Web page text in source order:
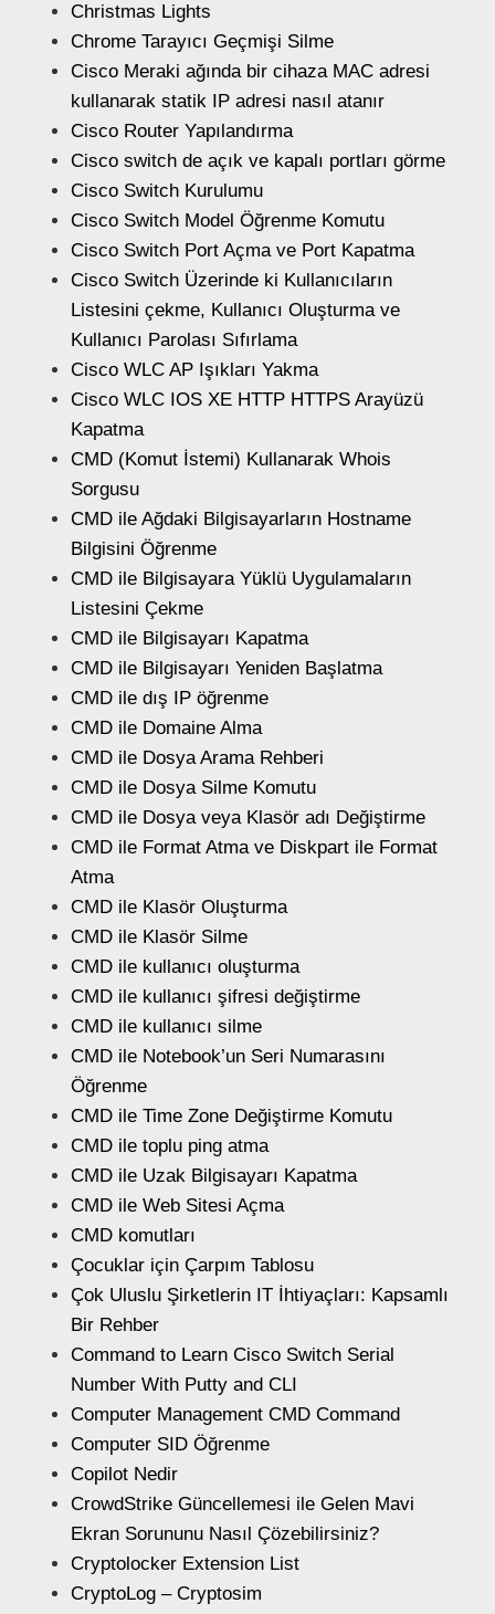
Christmas Lights
Chrome Tarayıcı Geçmişi Silme
Cisco Meraki ağında bir cihaza MAC adresi
kullanarak statik IP adresi nasıl atanır
Cisco Router Yapılandırma
Cisco switch de açık ve kapalı portları görme
Cisco Switch Kurulumu
Cisco Switch Model Öğrenme Komutu
Cisco Switch Port Açma ve Port Kapatma
Cisco Switch Üzerinde ki Kullanıcıların
Listesini çekme, Kullanıcı Oluşturma ve
Kullanıcı Parolası Sıfırlama
Cisco WLC AP Işıkları Yakma
Cisco WLC IOS XE HTTP HTTPS Arayüzü
Kapatma
CMD (Komut İstemi) Kullanarak Whois
Sorgusu
CMD ile Ağdaki Bilgisayarların Hostname
Bilgisini Öğrenme
CMD ile Bilgisayara Yüklü Uygulamaların
Listesini Çekme
CMD ile Bilgisayarı Kapatma
CMD ile Bilgisayarı Yeniden Başlatma
CMD ile dış IP öğrenme
CMD ile Domaine Alma
CMD ile Dosya Arama Rehberi
CMD ile Dosya Silme Komutu
CMD ile Dosya veya Klasör adı Değiştirme
CMD ile Format Atma ve Diskpart ile Format
Atma
CMD ile Klasör Oluşturma
CMD ile Klasör Silme
CMD ile kullanıcı oluşturma
CMD ile kullanıcı şifresi değiştirme
CMD ile kullanıcı silme
CMD ile Notebook’un Seri Numarasını
Öğrenme
CMD ile Time Zone Değiştirme Komutu
CMD ile toplu ping atma
CMD ile Uzak Bilgisayarı Kapatma
CMD ile Web Sitesi Açma
CMD komutları
Çocuklar için Çarpım Tablosu
Çok Uluslu Şirketlerin IT İhtiyaçları: Kapsamlı
Bir Rehber
Command to Learn Cisco Switch Serial
Number With Putty and CLI
Computer Management CMD Command
Computer SID Öğrenme
Copilot Nedir
CrowdStrike Güncellemesi ile Gelen Mavi
Ekran Sorununu Nasıl Çözebilirsiniz?
Cryptolocker Extension List
CryptoLog – Cryptosim